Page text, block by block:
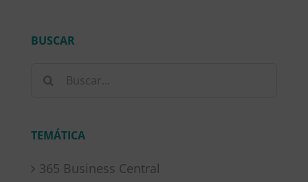
BUSCAR
Buscar:
TEMÁTICA
365 Business Central